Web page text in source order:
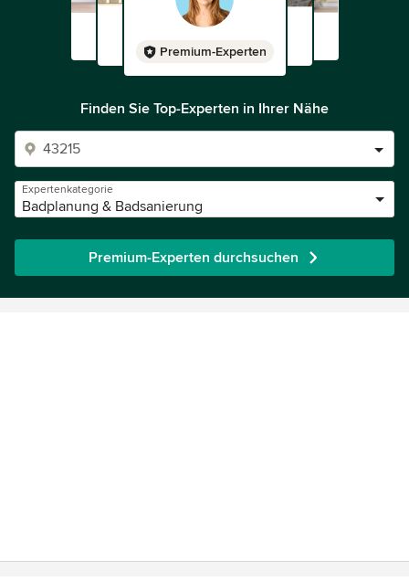
Premium-Experten
Finden Sie Top-Experten in Ihrer Nähe
Expertenkategorie
Badplanung & Badsanierung
Premium-Experten durchsuchen